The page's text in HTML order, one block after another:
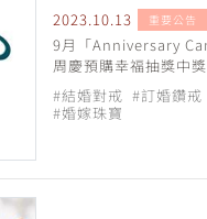
2023.10.13 重要公告
9月「Anniversary
周慶預購幸福抽獎中
#結婚對戒 #訂婚鑽戒
#婚嫁珠寶